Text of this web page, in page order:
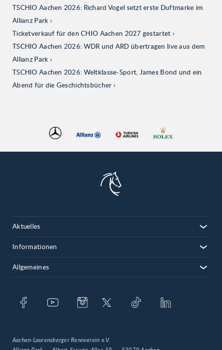
TSCHIO Aachen 2026: Richard Vogel setzt erste Duftmarke im
Allianz Park
Ticketverkauf für den CHIO Aachen 2027 gestartet
TSCHIO Aachen 2026: WDR und ARD übertragen live aus dem
Allianz Park
TSCHIO Aachen 2026: Weltklasse-Sport, James Bond und ein
Abend für die Geschichtsbücher
Aktuelles
Informationen
Allgemeines
Aachen-Laurensberger Rennverein e.V.